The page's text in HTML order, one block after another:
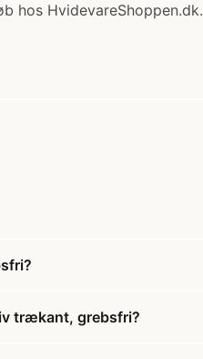
hos HvidevareShoppen.dk.
trækant, grebsfri?